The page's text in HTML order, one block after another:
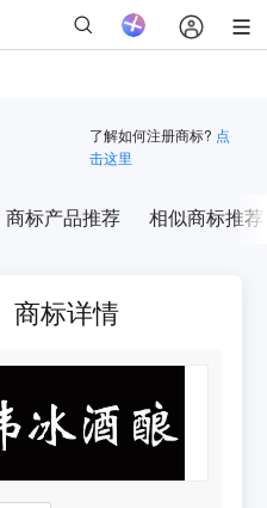
了解如何注册商标? 点
击这里
商标产品推荐 相似商标推荐
商标详情